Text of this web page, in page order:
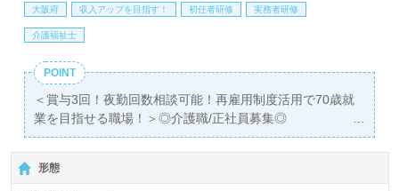
相談可能です。転職相談、求人紹介、年収交渉など完全無
料サービスをご利用いただけます。＜非公開求人も取扱い
あり！＞"転職支援"のプロと一緒に転職活動！お問い合わ
せお待ちしております。
大阪府 収入アップを目指す！ 初任者研修 実務者研修
介護福祉士
POINT
＜賞与3回！夜勤回数相談可能！再雇用制度活用で70歳就
業を目指せる職場！＞◎介護職/正社員募集◎
【月給203,000円～229,000円】＊初任者研修以上有資格者
向け求人＊『北千里駅』からバス路線、お車通勤可能で
す。
形態